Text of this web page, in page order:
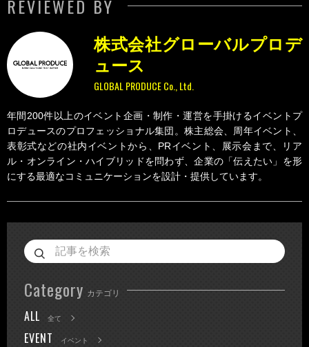
REVIEWED BY
GLOBAL PRODUCE Co., Ltd.
株式会社グローバルプロデ
ュース
年間200件以上のイベント企画・制作・運営を手掛けるイベントプ
ロデュースのプロフェッショナル集団。株主総会、周年イベント、
表彰式などの社内イベントから、PRイベント、展示会まで、リア
ル・オンライン・ハイブリッドを問わず、企業の「伝えたい」を形
にする最適なコミュニケーションを設計・提供しています。
Category カテゴリ
ALL 全て
EVENT イベント